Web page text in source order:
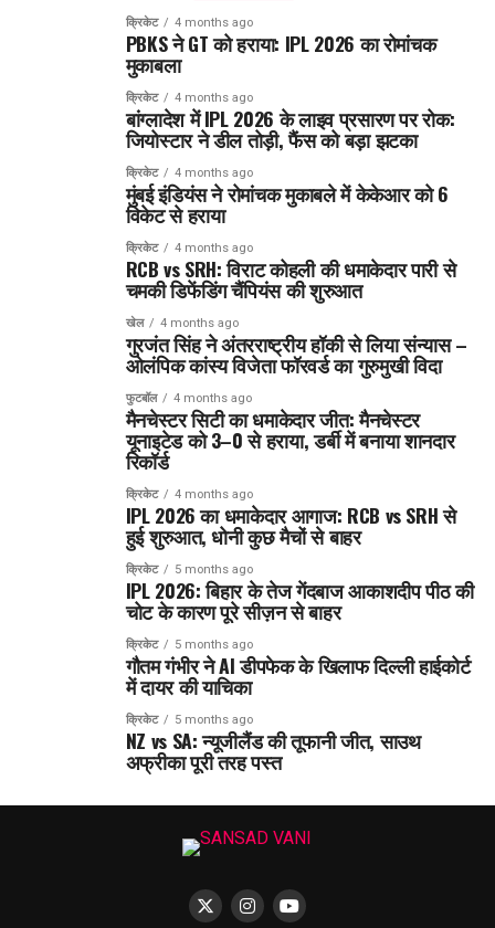
क्रिकेट 4 months ago
PBKS ने GT को हराया: IPL 2026 का रोमांचक
मुकाबला
क्रिकेट 4 months ago
बांग्लादेश में IPL 2026 के लाइव प्रसारण पर रोक:
जियोस्टार ने डील तोड़ी, फैंस को बड़ा झटका
क्रिकेट 4 months ago
मुंबई इंडियंस ने रोमांचक मुकाबले में केकेआर को 6
विकेट से हराया
क्रिकेट 4 months ago
RCB vs SRH: विराट कोहली की धमाकेदार पारी से
चमकी डिफेंडिंग चैंपियंस की शुरुआत
खेल 4 months ago
गुरजंत सिंह ने अंतरराष्ट्रीय हॉकी से लिया संन्यास –
ओलंपिक कांस्य विजेता फॉरवर्ड का गुरुमुखी विदा
फुटबॉल 4 months ago
मैनचेस्टर सिटी का धमाकेदार जीत: मैनचेस्टर
यूनाइटेड को 3–0 से हराया, डर्बी में बनाया शानदार
रिकॉर्ड
क्रिकेट 4 months ago
IPL 2026 का धमाकेदार आगाज: RCB vs SRH से
हुई शुरुआत, धोनी कुछ मैचों से बाहर
क्रिकेट 5 months ago
IPL 2026: बिहार के तेज गेंदबाज आकाशदीप पीठ की
चोट के कारण पूरे सीज़न से बाहर
क्रिकेट 5 months ago
गौतम गंभीर ने AI डीपफेक के खिलाफ दिल्ली हाईकोर्ट
में दायर की याचिका
क्रिकेट 5 months ago
NZ vs SA: न्यूजीलैंड की तूफानी जीत, साउथ
अफ्रीका पूरी तरह पस्त